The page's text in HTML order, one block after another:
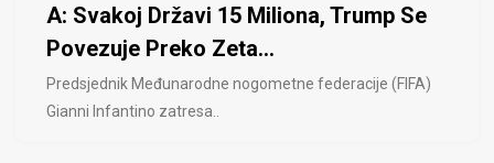
A: Svakoj Državi 15 Miliona, Trump Se
Povezuje Preko Zeta...
Predsjednik Međunarodne nogometne federacije (FIFA)
Gianni Infantino zatresa..